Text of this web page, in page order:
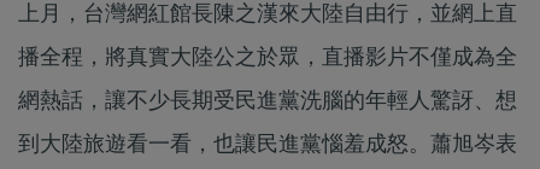
上月，台灣網紅館長陳之漢來大陸自由行，並網上直
播全程，將真實大陸公之於眾，直播影片不僅成為全
網熱話，讓不少長期受民進黨洗腦的年輕人驚訝、想
到大陸旅遊看一看，也讓民進黨惱羞成怒。蕭旭岑表